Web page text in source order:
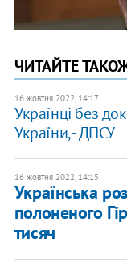
ЧИТАЙТЕ
16 жовтня 2022, 14:17
Українці без
України, - ДПСУ
16 жовтня 2022, 14:15
​Українська
полоненого
тисяч